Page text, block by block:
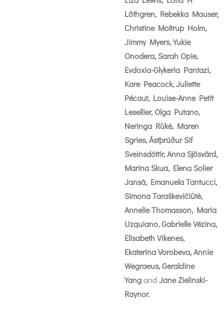
Löthgren, Rebekka Mauser,
Christine Moltrup Holm,
Jimmy Myers, Yukie
Onodera, Sarah Opie,
Evdoxia-Glykeria Pantazi,
Kare Peacock, Juliette
Pécaut, Louise-Anne Petit
Lesellier, Olga Putano,
Neringa Rūkė, Maren
Sgries, Ástþrúður Sif
Sveinsdóttir, Anna Sjösvärd,
Marina Skua, Elena Solier
Jansà, Emanuela Tantucci,
Simona Taraškevičiūtė,
Annelie Thomasson, Maria
Uzquiano, Gabrielle Vézina,
Elisabeth Vikenes,
Ekaterina Vorobeva, Annie
Wegraeus, Geraldine
Yangand Jane Zielinski-
Raynor.